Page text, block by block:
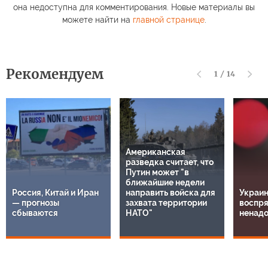
она недоступна для комментирования. Новые материалы вы
можете найти на главной странице.
Рекомендуем 1 / 14
Россия, Китай и Иран
— прогнозы
сбываются
Американская
разведка считает, что
Путин может "в
ближайшие недели
направить войска для
захвата территории
НАТО"